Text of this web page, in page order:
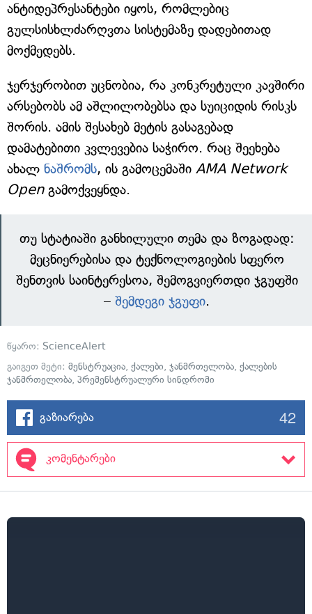
ანტიდეპრესანტები იყოს, რომლებიც
გულსისხლძარღვთა სისტემაზე დადებითად
მოქმედებს.
ჯერჯერობით უცნობია, რა კონკრეტული კავშირი
არსებობს ამ აშლილობებსა და სუიციდის რისკს
შორის. ამის შესახებ მეტის გასაგებად
დამატებითი კვლევებია საჭირო. რაც შეეხება
ახალ ნაშრომს, ის გამოცემაში AMA Network
Openგამოქვეყნდა.
თუ სტატიაში განხილული თემა და ზოგადად:
მეცნიერებისა და ტექნოლოგიების სფერო
შენთვის საინტერესოა, შემოგვიერთდი ჯგუფში
– შემდეგი ჯგუფი.
წყარო: ScienceAlert
გაიგეთ მეტი: მენსტრუაცია, ქალები, ჯანმრთელობა, ქალების
ჯანმრთელობა, პრემენსტრუალური სინდრომი
გაზიარება 42
კომენტარები